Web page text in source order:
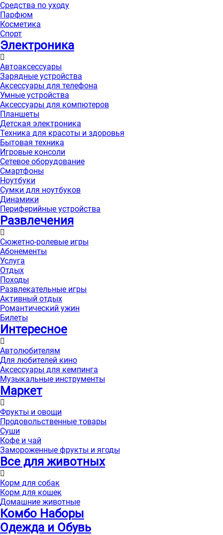
Средства по уходу
Парфюм
Косметика
Спорт
Электроника
Автоаксессуары
Зарядные устройства
Аксессуары для телефона
Умные устройства
Аксессуары для компютеров
Планшеты
Детская электроника
Техника для красоты и здоровья
Бытовая техника
Игровые консоли
Сетевое оборудование
Смартфоны
Ноутбуки
Сумки для ноутбуков
Динамики
Периферийные устройства
Развлечения
Сюжетно-ролевые игры
Абонементы
Услуга
Отдых
Походы
Развлекательные игры
Активный отдых
Романтический ужин
Билеты
Интересноe
Автолюбителям
Для любителей кино
Аксессуары для кемпинга
Музыкальные инструменты
Маркет
Фрукты и овощи
Продовольственные товары
Суши
Кофе и чай
Замороженные фрукты и ягоды
Все для животных
Корм для собак
Корм для кошек
Домашние животные
Комбо Наборы
Одежда и Обувь